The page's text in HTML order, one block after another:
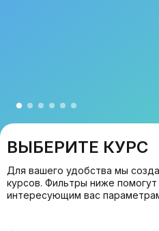
ВЫБЕРИТЕ КУРС
Для вашего удобства мы
курсов. Фильтры ниже
интересующим вас